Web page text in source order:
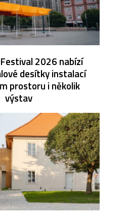
2026 nabízí
desítky instalací
prostoru i několik
výstav